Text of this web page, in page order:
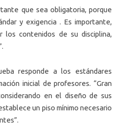
que sea obligatoria, porque
y exigencia . Es importante,
los contenidos de su disciplina,
responde a los estándares
inicial de profesores. “Gran
en el diseño de sus
un piso mínimo necesario